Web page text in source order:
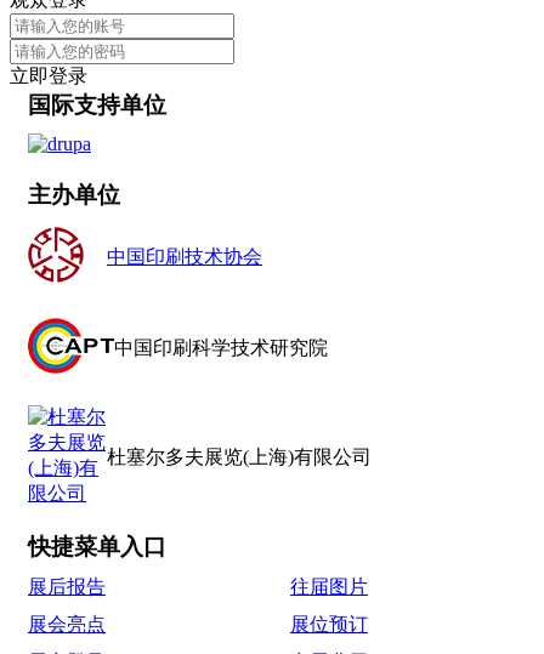
立即登录
国际支持单位
主办单位
中国印刷技术协会
中国印刷科学技术研究院
杜塞尔多夫展览(上海)有限公司
快捷菜单入口
展后报告
往届图片
展会亮点
展位预订